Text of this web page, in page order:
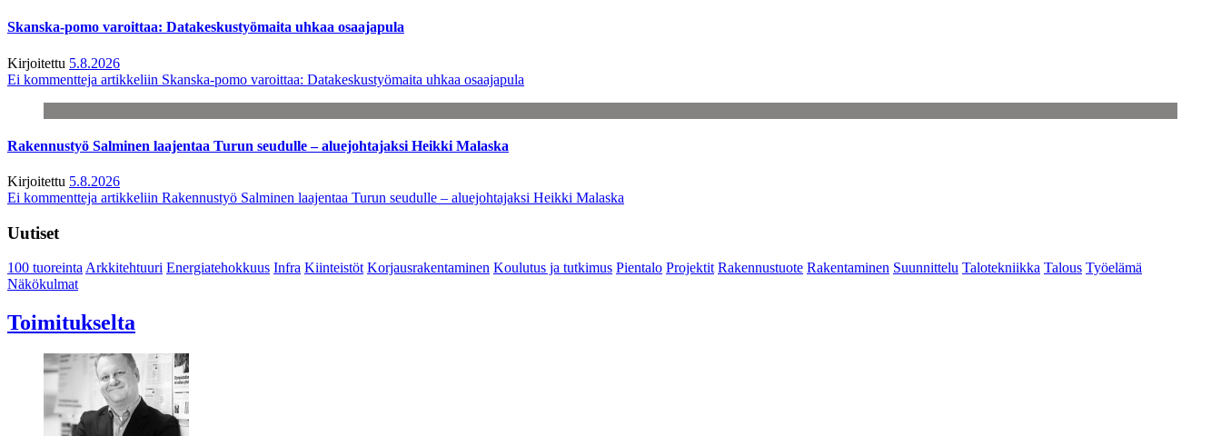
Skanska-pomo varoittaa: Datakeskustyömaita uhkaa osaajapula
Kirjoitettu 5.8.2026
Ei kommentteja artikkeliin Skanska-pomo varoittaa: Datakeskustyömaita uhkaa osaajapula
Rakennustyö Salminen laajentaa Turun seudulle – aluejohtajaksi Heikki Malaska
Kirjoitettu 5.8.2026
Ei kommentteja artikkeliin Rakennustyö Salminen laajentaa Turun seudulle – aluejohtajaksi Heikki Malaska
Uutiset
100 tuoreintaArkkitehtuuri Energiatehokkuus Infra Kiinteistöt Korjausrakentaminen Koulutus ja tutkimus Pientalo Projektit Rakennustuote Rakentaminen Suunnittelu Talotekniikka Talous Työelämä
Näkökulmat
Toimitukselta